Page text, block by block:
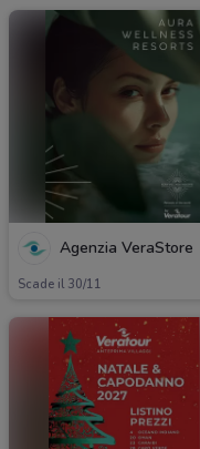
Agenzia VeraStore
Scade il 30/11